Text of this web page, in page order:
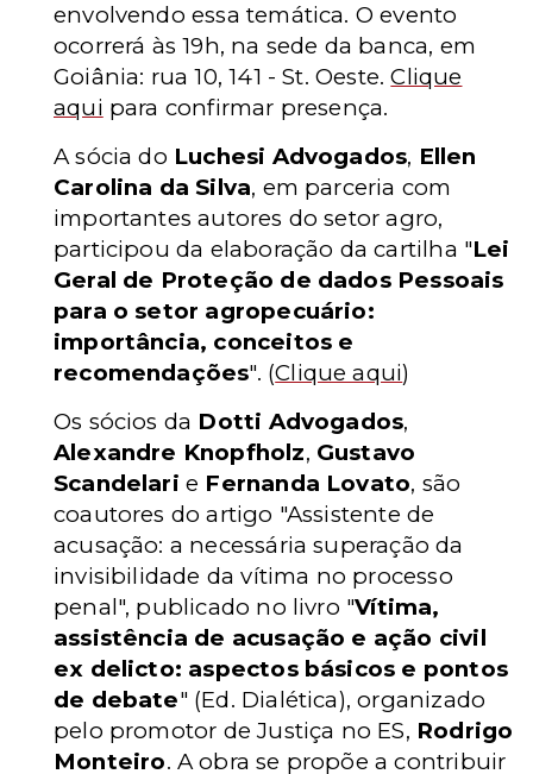
envolvendo essa temática. O evento
ocorrerá às 19h, na sede da banca, em
Goiânia: rua 10, 141 - St. Oeste.Clique
aqui para confirmar presença.
A sócia do Luchesi Advogados, Ellen
Carolina da Silva, em parceria com
importantes autores do setor agro,
participou da elaboração da cartilha "Lei
Geral de Proteção de dados Pessoais
para o setor agropecuário:
importância, conceitos e
recomendações". (Clique aqui)
Os sócios da Dotti Advogados,
Alexandre Knopfholz, Gustavo
Scandelari e Fernanda Lovato, são
coautores do artigo "Assistente de
acusação: a necessária superação da
invisibilidade da vítima no processo
penal", publicado no livro "Vítima,
assistência de acusação e ação civil
ex delicto: aspectos básicos e pontos
de debate" (Ed. Dialética), organizado
pelo promotor de Justiça no ES, Rodrigo
Monteiro. A obra se propõe a contribuir